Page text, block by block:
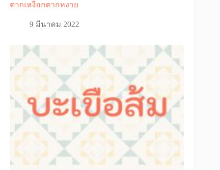
ตากเหงือกตากหงาย
9 มีนาคม 2022